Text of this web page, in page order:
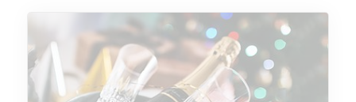
3- Tartlette - Mörkchoklad ganasch -
Mango – Passion